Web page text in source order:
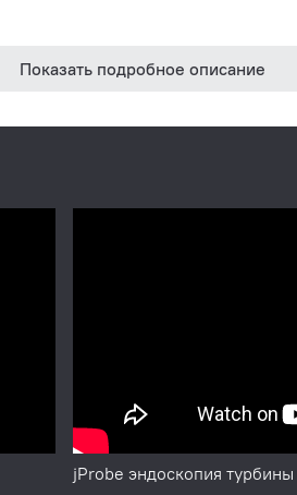
Показать подробное описание
jProbe эндоскопия